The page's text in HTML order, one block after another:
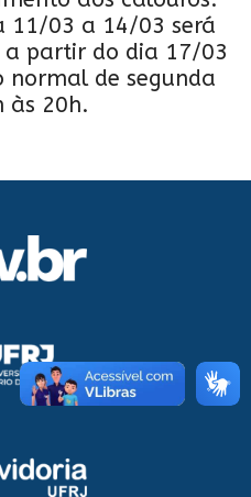
11/03 a 14/03 será
a partir do dia 17/03
de segunda
às 20h.